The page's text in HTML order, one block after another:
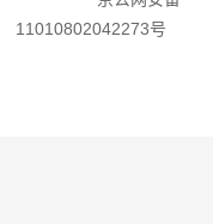
11010802042273号